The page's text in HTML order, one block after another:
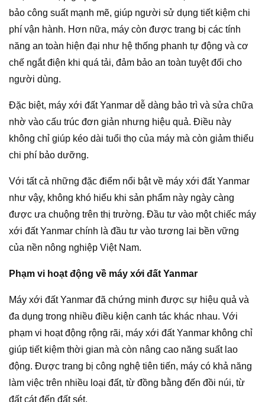
bảo công suất mạnh mẽ, giúp người sử dụng tiết kiệm chi
phí vận hành. Hơn nữa, máy còn được trang bị các tính
năng an toàn hiện đại như hệ thống phanh tự động và cơ
chế ngắt điện khi quá tải, đảm bảo an toàn tuyệt đối cho
người dùng.
Đặc biệt, máy xới đất Yanmar dễ dàng bảo trì và sửa chữa
nhờ vào cấu trúc đơn giản nhưng hiệu quả. Điều này
không chỉ giúp kéo dài tuổi thọ của máy mà còn giảm thiểu
chi phí bảo dưỡng.
Với tất cả những đặc điểm nổi bật về máy xới đất Yanmar
như vậy, không khó hiểu khi sản phẩm này ngày càng
được ưa chuộng trên thị trường. Đầu tư vào một chiếc máy
xới đất Yanmar chính là đầu tư vào tương lai bền vững
của nền nông nghiệp Việt Nam.
Phạm vi hoạt động về máy xới đất Yanmar
Máy xới đất Yanmar đã chứng minh được sự hiệu quả và
đa dụng trong nhiều điều kiện canh tác khác nhau. Với
phạm vi hoạt động rộng rãi, máy xới đất Yanmar không chỉ
giúp tiết kiệm thời gian mà còn nâng cao năng suất lao
động. Được trang bị công nghệ tiên tiến, máy có khả năng
làm việc trên nhiều loại đất, từ đồng bằng đến đồi núi, từ
đất cát đến đất sét.